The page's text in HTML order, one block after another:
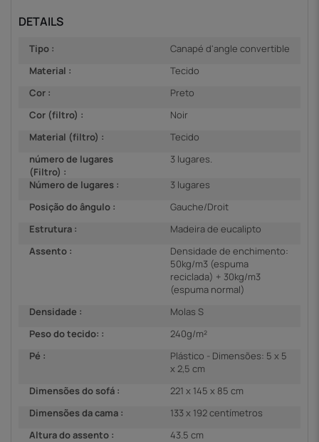
DETAILS
Tipo :
Canapé d'angle convertible
Material :
Tecido
Cor :
Preto
Cor (filtro) :
Noir
Material (filtro) :
Tecido
número de lugares
(Filtro) :
3 lugares.
Número de lugares :
3 lugares
Posição do ângulo :
Gauche/Droit
Estrutura :
Madeira de eucalipto
Assento :
Densidade de enchimento:
50kg/m3 (espuma
reciclada) + 30kg/m3
(espuma normal)
Densidade :
Molas S
Peso do tecido: :
240g/m²
Pé :
Plástico - Dimensões: 5 x 5
x 2,5 cm
Dimensões do sofá :
221 x 145 x 85 cm
Dimensões da cama :
133 x 192 centímetros
Altura do assento :
43.5 cm